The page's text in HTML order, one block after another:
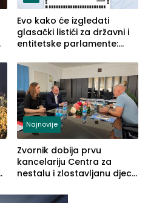
Evo kako će izgledati
glasački listići za državni i
entitetske parlamente:
vidljive na njima
Najnovije
Zvornik dobija prvu
kancelariju Centra za
nestalu i zlostavljanu djecu